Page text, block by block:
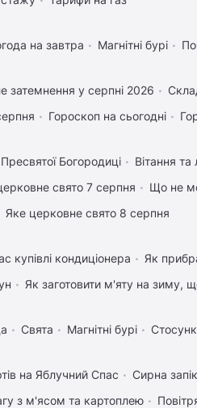
на завтра Магнітні бурі
затемнення у серпні 2026
Гороскоп на сьогодні
Богородиці Вітання
свято 7 серпня
Що не
Яке церковне свято 8 серпня
купівлі кондиціонера Як
Як заготовити м'яту на зиму,
Свята Магнітні бурі
на Яблучний Спас Сирна
з м'ясом та картоплею